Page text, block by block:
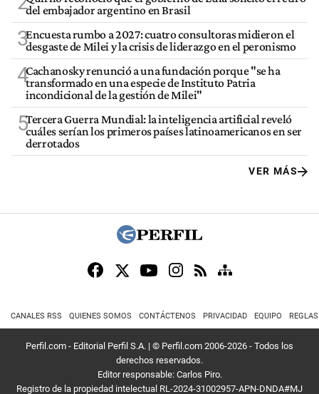
del embajador argentino en Brasil
3Encuesta rumbo a 2027: cuatro consultoras midieron el
desgaste de Milei y la crisis de liderazgo en el peronismo
4Cachanosky renunció a una fundación porque "se ha
transformado en una especie de Instituto Patria
incondicional de la gestión de Milei"
5Tercera Guerra Mundial: la inteligencia artificial reveló
cuáles serían los primeros países latinoamericanos en ser
derrotados
VER MÁS
CANALES RSS QUIENES SOMOS CONTÁCTENOS PRIVACIDAD EQUIPO
Perfil.com - Editorial Perfil S.A. | © Perfil.com 2006-2026 - Todos los
derechos reservados.
Editor responsable: Carlos Piro.
Registro de la propiedad intelectual RL-2024-31002957-APN-DNDA#MJ